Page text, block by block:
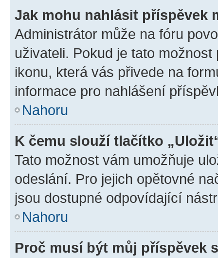
Jak mohu nahlásit příspěvek
Administrátor může na fóru
uživateli. Pokud je tato
ikonu, která vás přivede na
informace pro nahlášení
Nahoru
K čemu slouží tlačítko
Tato možnost vám umožňuje
odeslání. Pro jejich opětovné
jsou dostupné odpovídající
Nahoru
Proč musí být můj příspěvek